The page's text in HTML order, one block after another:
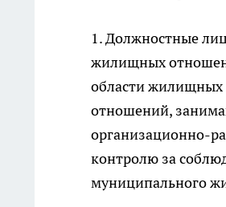
1. Должностные
жилищных
области жилищных
отношений,
организационно-
контролю за
муниципального